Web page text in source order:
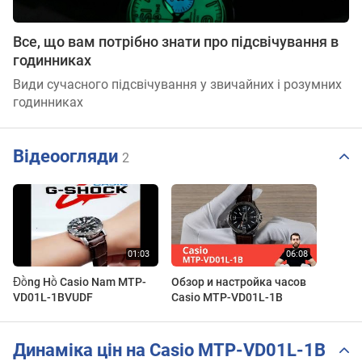
Все, що вам потрібно знати про підсвічування в
годинниках
Види сучасного підсвічування у звичайних і розумних
годинниках
Відеоогляди 2
Đồng Hồ Casio Nam MTP-
VD01L-1BVUDF
Обзор и настройка часов
Casio MTP-VD01L-1B
Динаміка цін на Casio MTP-VD01L-1B